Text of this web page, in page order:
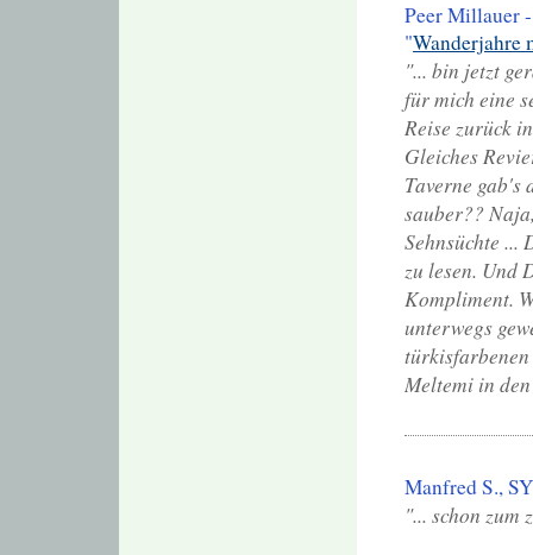
Peer Millauer
"Wanderjahre
"... bin jetzt
für mich eine
Reise zurück
Gleiches
Taverne gab's
sauber??
Sehnsüchte ...
zu lesen. Und
Kompliment.
unterwegs
türkisfarbenen
Meltemi in
Manfred S.,
"... schon zum